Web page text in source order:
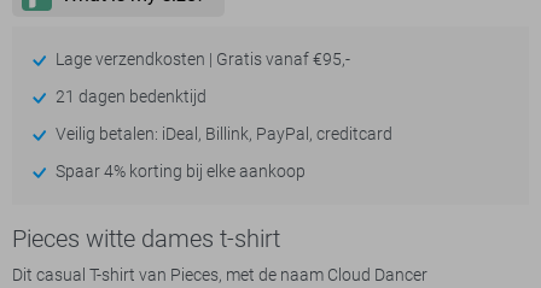
Lage verzendkosten | Gratis vanaf €95,-
21 dagen bedenktijd
Veilig betalen: iDeal, Billink, PayPal, creditcard
Spaar 4% korting bij elke aankoop
Pieces witte dames t-shirt
Dit casual T-shirt van Pieces, met de naam Cloud Dancer